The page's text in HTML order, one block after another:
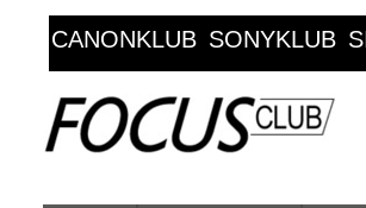
CANONKLUB SONYKLUB